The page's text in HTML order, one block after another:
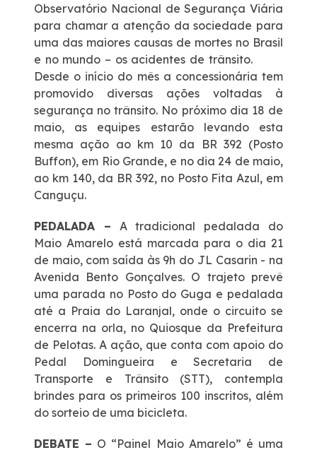
Trabalhe Conosco
Ouvidoria
WhatsApp
Observatório Nacional de Segurança Viária
para chamar a atenção da sociedade para
uma das maiores causas de mortes no Brasil
e no mundo – os acidentes de trânsito.
Desde o início do mês a concessionária tem
promovido diversas ações voltadas à
segurança no trânsito. No próximo dia 18 de
maio, as equipes estarão levando esta
mesma ação ao km 10 da BR 392 (Posto
Buffon), em Rio Grande, e no dia 24 de maio,
ao km 140, da BR 392, no Posto Fita Azul, em
Canguçu.
PEDALADA – A tradicional pedalada do
Maio Amarelo está marcada para o dia 21
de maio, com saída às 9h do JL Casarin - na
Avenida Bento Gonçalves. O trajeto prevê
uma parada no Posto do Guga e pedalada
até a Praia do Laranjal, onde o circuito se
encerra na orla, no Quiosque da Prefeitura
de Pelotas. A ação, que conta com apoio do
Pedal Domingueira e Secretaria de
Transporte e Trânsito (STT), contempla
brindes para os primeiros 100 inscritos, além
do sorteio de uma bicicleta.
DEBATE – O “Painel Maio Amarelo” é uma